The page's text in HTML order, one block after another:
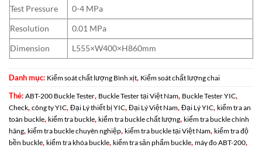
Test Pressure
0-4 MPa
Resolution
0.01 MPa
Dimension
L555×W400×H860mm
Danh mục: Kiểm soát chất lượng Bình xịt, Kiểm soát chất lượng chai
Thẻ: ABT-200 Buckle Tester, Buckle Tester tại Việt Nam, Buckle Tester YIC,
Check, công ty YIC, Đại Lý thiết bị YIC, Đại Lý Việt Nam, Đại Lý YIC, kiểm tra an
toàn buckle, kiểm tra buckle, kiểm tra buckle chất lượng, kiểm tra buckle chính
hãng, kiểm tra buckle chuyên nghiệp, kiểm tra buckle tại Việt Nam, kiểm tra độ
bền buckle, kiểm tra khóa buckle, kiểm tra sản phẩm buckle, máy đo ABT-200,